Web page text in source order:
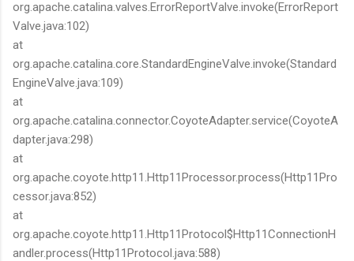
org.apache.catalina.valves.ErrorReportValve.invoke(ErrorReport
Valve.java:102)
at
org.apache.catalina.core.StandardEngineValve.invoke(Standard
EngineValve.java:109)
at
org.apache.catalina.connector.CoyoteAdapter.service(CoyoteA
dapter.java:298)
at
org.apache.coyote.http11.Http11Processor.process(Http11Pro
cessor.java:852)
at
org.apache.coyote.http11.Http11Protocol$Http11ConnectionH
andler.process(Http11Protocol.java:588)